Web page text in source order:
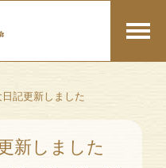
記更新しました
新しました